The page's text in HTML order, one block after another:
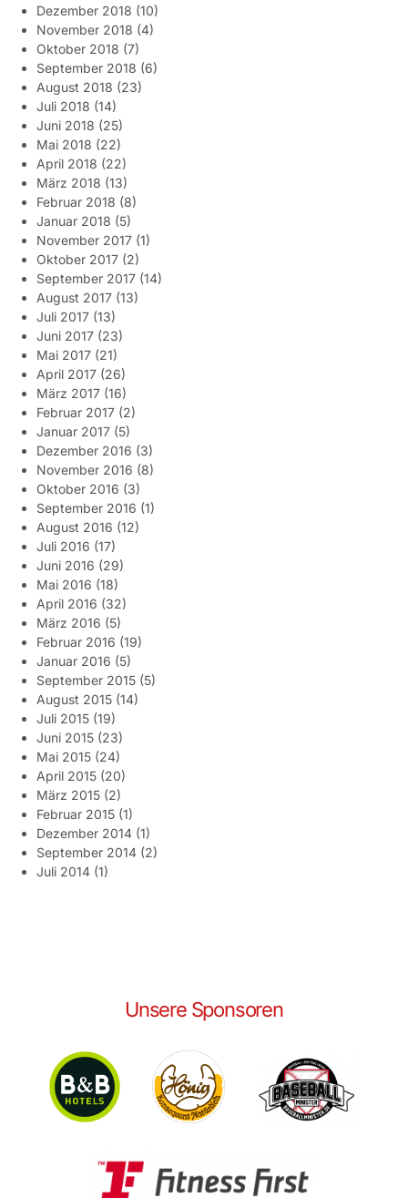
Dezember 2018 (10)
November 2018 (4)
Oktober 2018 (7)
September 2018 (6)
August 2018 (23)
Juli 2018 (14)
Juni 2018 (25)
Mai 2018 (22)
April 2018 (22)
März 2018 (13)
Februar 2018 (8)
Januar 2018 (5)
November 2017 (1)
Oktober 2017 (2)
September 2017 (14)
August 2017 (13)
Juli 2017 (13)
Juni 2017 (23)
Mai 2017 (21)
April 2017 (26)
März 2017 (16)
Februar 2017 (2)
Januar 2017 (5)
Dezember 2016 (3)
November 2016 (8)
Oktober 2016 (3)
September 2016 (1)
August 2016 (12)
Juli 2016 (17)
Juni 2016 (29)
Mai 2016 (18)
April 2016 (32)
März 2016 (5)
Februar 2016 (19)
Januar 2016 (5)
September 2015 (5)
August 2015 (14)
Juli 2015 (19)
Juni 2015 (23)
Mai 2015 (24)
April 2015 (20)
März 2015 (2)
Februar 2015 (1)
Dezember 2014 (1)
September 2014 (2)
Juli 2014 (1)
Unsere Sponsoren